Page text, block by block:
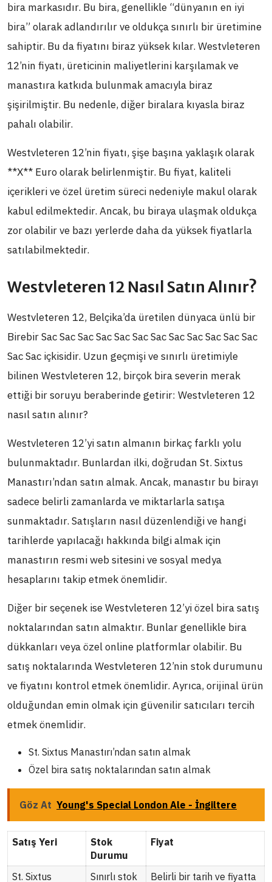
bira markasıdır. Bu bira, genellikle “dünyanın en iyi
bira” olarak adlandırılır ve oldukça sınırlı bir üretimine
sahiptir. Bu da fiyatını biraz yüksek kılar. Westvleteren
12’nin fiyatı, üreticinin maliyetlerini karşılamak ve
manastıra katkıda bulunmak amacıyla biraz
şişirilmiştir. Bu nedenle, diğer biralara kıyasla biraz
pahalı olabilir.
Westvleteren 12’nin fiyatı, şişe başına yaklaşık olarak
**X** Euro olarak belirlenmiştir. Bu fiyat, kaliteli
içerikleri ve özel üretim süreci nedeniyle makul olarak
kabul edilmektedir. Ancak, bu biraya ulaşmak oldukça
zor olabilir ve bazı yerlerde daha da yüksek fiyatlarla
satılabilmektedir.
Westvleteren 12 Nasıl Satın Alınır?
Westvleteren 12, Belçika’da üretilen dünyaca ünlü bir
Birebir Sac Sac Sac Sac Sac Sac Sac Sac Sac Sac Sac Sac
Sac Sac içkisidir. Uzun geçmişi ve sınırlı üretimiyle
bilinen Westvleteren 12, birçok bira severin merak
ettiği bir soruyu beraberinde getirir: Westvleteren 12
nasıl satın alınır?
Westvleteren 12’yi satın almanın birkaç farklı yolu
bulunmaktadır. Bunlardan ilki, doğrudan St. Sixtus
Manastırı’ndan satın almak. Ancak, manastır bu birayı
sadece belirli zamanlarda ve miktarlarla satışa
sunmaktadır. Satışların nasıl düzenlendiği ve hangi
tarihlerde yapılacağı hakkında bilgi almak için
manastırın resmi web sitesini ve sosyal medya
hesaplarını takip etmek önemlidir.
Diğer bir seçenek ise Westvleteren 12’yi özel bira satış
noktalarından satın almaktır. Bunlar genellikle bira
dükkanları veya özel online platformlar olabilir. Bu
satış noktalarında Westvleteren 12’nin stok durumunu
ve fiyatını kontrol etmek önemlidir. Ayrıca, orijinal ürün
olduğundan emin olmak için güvenilir satıcıları tercih
etmek önemlidir.
St. Sixtus Manastırı’ndan satın almak
Özel bira satış noktalarından satın almak
Göz At Young's Special London Ale - İngiltere
Satış Yeri
Stok
Durumu
Fiyat
St. Sixtus Sınırlı stok Belirli bir tarih ve fiyatta